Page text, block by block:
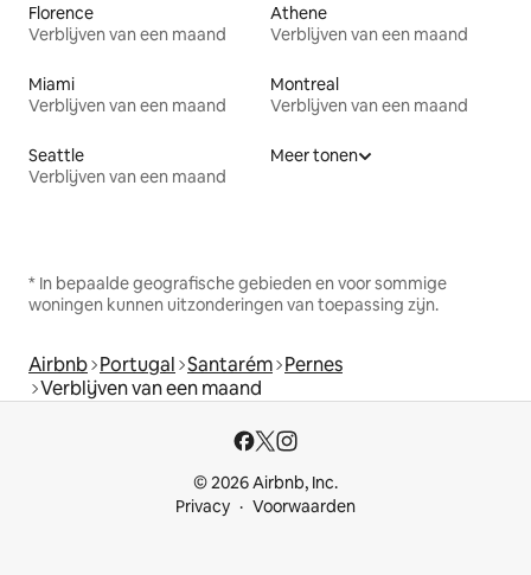
Florence
Verblijven van een maand
Athene
Verblijven van een maand
Miami
Verblijven van een maand
Montreal
Verblijven van een maand
Seattle
Verblijven van een maand
Meer tonen
* In bepaalde geografische gebieden en voor sommige
woningen kunnen uitzonderingen van toepassing zijn.
Airbnb Portugal Santarém Pernes
Verblijven van een maand
© 2026 Airbnb, Inc.
Privacy
Voorwaarden